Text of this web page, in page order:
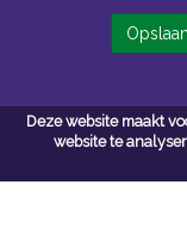
Deze website maakt
website te
Navigatie
Algemene
Privacy
Opslaan